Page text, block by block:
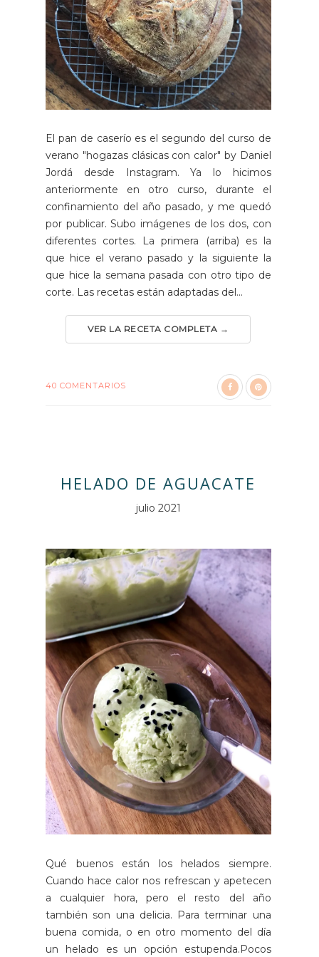
El pan de caserío es el segundo del curso de
verano "hogazas clásicas con calor" by Daniel
Jordá desde Instagram. Ya lo hicimos
anteriormente en otro curso, durante el
confinamiento del año pasado, y me quedó
por publicar. Subo imágenes de los dos, con
diferentes cortes. La primera (arriba) es la
que hice el verano pasado y la siguiente la
que hice la semana pasada con otro tipo de
corte. Las recetas están adaptadas del...
VER LA RECETA COMPLETA →
40 COMENTARIOS
HELADO DE AGUACATE
julio 2021
Qué buenos están los helados siempre.
Cuando hace calor nos refrescan y apetecen
a cualquier hora, pero el resto del año
también son una delicia. Para terminar una
buena comida, o en otro momento del día
un helado es un opción estupenda.Pocos